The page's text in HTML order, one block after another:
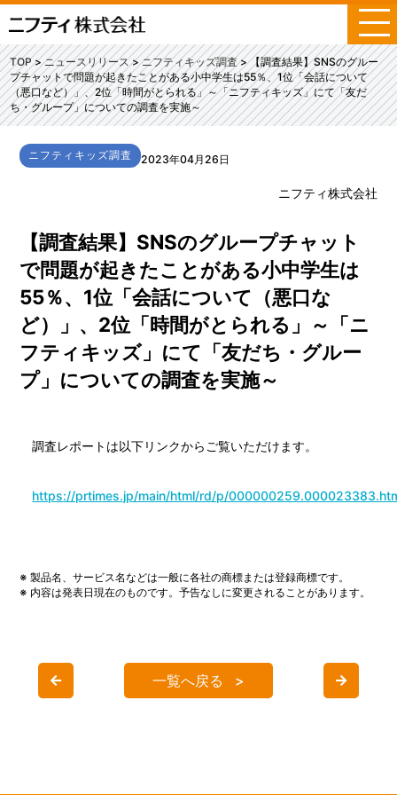
メ
ニ
ュ
ー
TOP ニュースリリース ニフティキッズ調査
【調査結果】SNSのグルー
プチャットで問題が起きたことがある小中学生は55％、1位「会話について
（悪口など）」、2位「時間がとられる」～「ニフティキッズ」にて「友だ
ち・グループ」についての調査を実施～
ニフティキッズ調査 2023年04月26日
ニフティ株式会社
【調査結果】SNSのグループチャット
で問題が起きたことがある小中学生は
55％、1位「会話について（悪口な
ど）」、2位「時間がとられる」～「ニ
フティキッズ」にて「友だち・グルー
プ」についての調査を実施～
調査レポートは以下リンクからご覧いただけます。
https://prtimes.jp/main/html/rd/p/
※ 製品名、サービス名などは一般に各社の商標または登録商標です。
※ 内容は発表日現在のものです。予告なしに変更されることがあります。
一覧へ戻る